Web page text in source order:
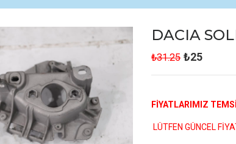
DACIA
₺31.25 ₺25
FİYATLARIMIZ
LÜTFEN GÜNCEL